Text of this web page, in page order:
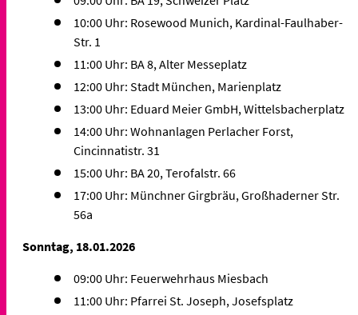
10:00 Uhr: Rosewood Munich, Kardinal-Faulhaber-
Str. 1
11:00 Uhr: BA 8, Alter Messeplatz
12:00 Uhr: Stadt München, Marienplatz
13:00 Uhr: Eduard Meier GmbH, Wittelsbacherplatz
14:00 Uhr: Wohnanlagen Perlacher Forst,
Cincinnatistr. 31
15:00 Uhr: BA 20, Terofalstr. 66
17:00 Uhr: Münchner Girgbräu, Großhaderner Str.
56a
Sonntag, 18.01.2026
09:00 Uhr: Feuerwehrhaus Miesbach
11:00 Uhr: Pfarrei St. Joseph, Josefsplatz